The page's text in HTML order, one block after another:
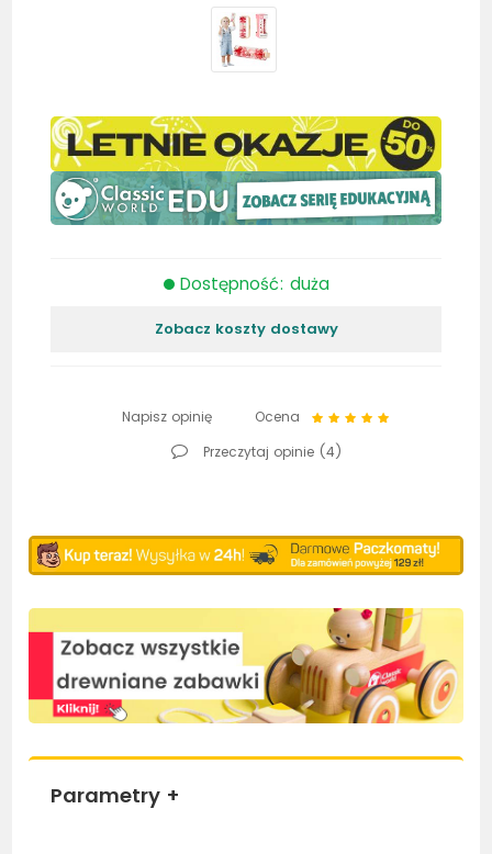
Dostępność: duża
Zobacz koszty dostawy
Napisz opinię
Ocena
Przeczytaj opinie (4)
Parametry +